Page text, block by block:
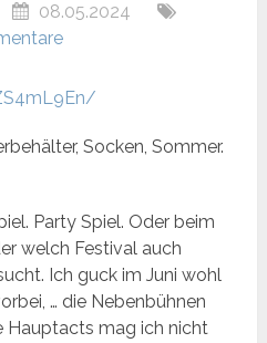
08.05.2024
Socken, Sommer.
Party Spiel. Oder beim
welch Festival auch
Ich guck im Juni wohl
… die Nebenbühnen
Hauptacts mag ich nicht